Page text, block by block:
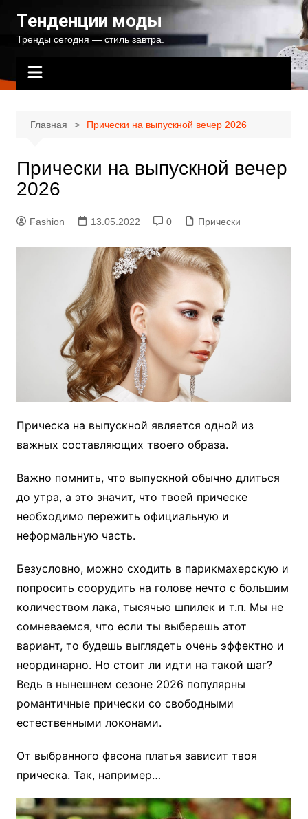
содержимому
Тенденции моды
Тренды сегодня — стиль завтра.
Главная Прически на выпускной вечер 2026
Прически на выпускной вечер
2026
Fashion 13.05.2022 0 Прически
Прическа на выпускной является одной из
важных составляющих твоего образа.
Важно помнить, что выпускной обычно длиться
до утра, а это значит, что твоей прическе
необходимо пережить официальную и
неформальную часть.
Безусловно, можно сходить в парикмахерскую и
попросить соорудить на голове нечто с большим
количеством лака, тысячью шпилек и т.п. Мы не
сомневаемся, что если ты выберешь этот
вариант, то будешь выглядеть очень эффектно и
неординарно. Но стоит ли идти на такой шаг?
Ведь в нынешнем сезоне 2026 популярны
романтичные прически со свободными
естественными локонами.
От выбранного фасона платья зависит твоя
прическа. Так, например…